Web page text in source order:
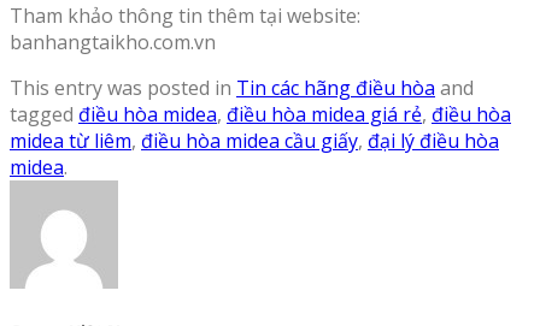
Tham khảo thông tin thêm tại website:
banhangtaikho.com.vn
This entry was posted in Tin các hãng điều hòa and
tagged điều hòa midea, điều hòa midea giá rẻ, điều hòa
midea từ liêm, điều hòa midea cầu giấy, đại lý điều hòa
midea.